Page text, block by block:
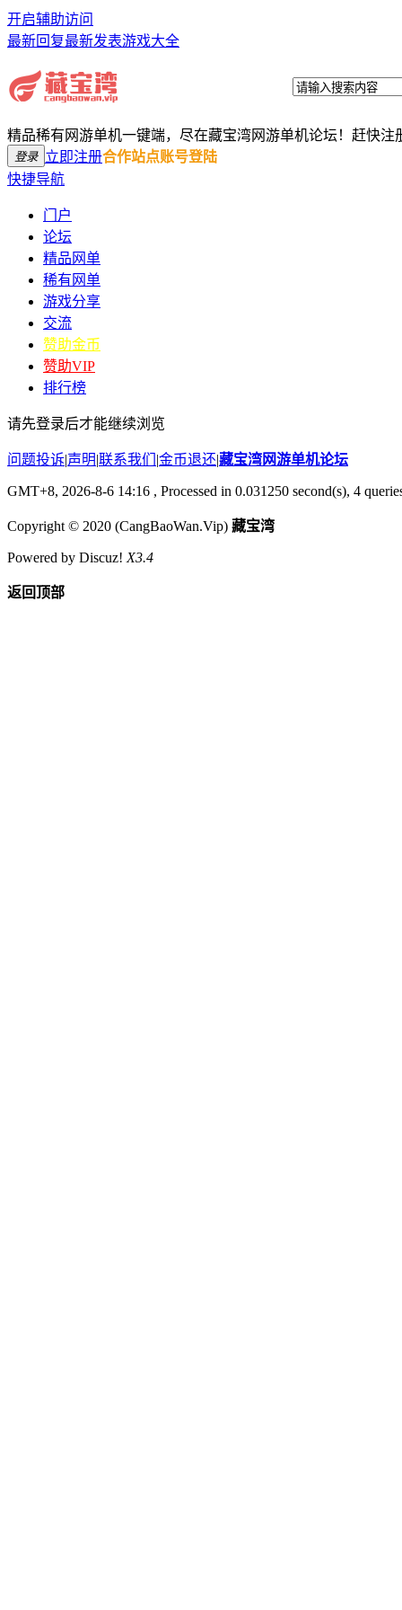
开启辅助访问
最新回复最新发表游戏大全
精品稀有网游单机一键端，尽在藏宝湾网游单机论坛！赶快注
登录 立即注册合作站点账号登陆
快捷导航
门户
论坛
精品网单
稀有网单
游戏分享
交流
赞助金币
赞助VIP
排行榜
请先登录后才能继续浏览
问题投诉|声明|联系我们 |金币退还|藏宝湾网游单机论坛
GMT+8, 2026-8-6 14:16 , Processed in 0.031250 second(s), 4
Copyright © 2020 (CangBaoWan.Vip) 藏宝湾
Powered by Discuz! X3.4
返回顶部